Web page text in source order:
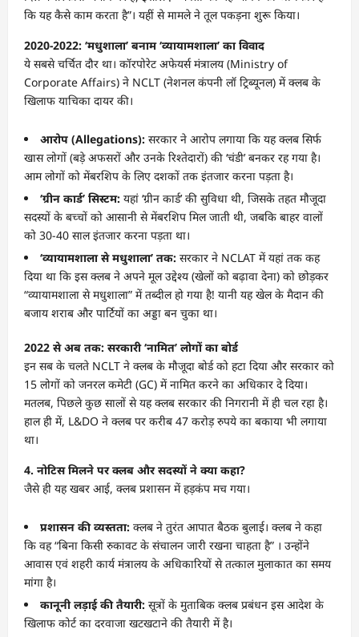
कि यह कैसे काम करता है”। यहीं से मामले ने तूल पकड़ना शुरू किया।
2020-2022: ‘मधुशाला’ बनाम ‘व्यायामशाला’ का विवाद
ये सबसे चर्चित दौर था। कॉरपोरेट अफेयर्स मंत्रालय (Ministry of
Corporate Affairs) ने NCLT (नेशनल कंपनी लॉ ट्रिब्यूनल) में क्लब के
खिलाफ याचिका दायर की।
आरोप (Allegations): सरकार ने आरोप लगाया कि यह क्लब सिर्फ
खास लोगों (बड़े अफसरों और उनके रिश्तेदारों) की ‘चंडी’ बनकर रह गया है।
आम लोगों को मेंबरशिप के लिए दशकों तक इंतजार करना पड़ता है।
‘ग्रीन कार्ड’ सिस्टम: यहां ‘ग्रीन कार्ड’ की सुविधा थी, जिसके तहत मौजूदा
सदस्यों के बच्चों को आसानी से मेंबरशिप मिल जाती थी, जबकि बाहर वालों
को 30-40 साल इंतजार करना पड़ता था।
‘व्यायामशाला से मधुशाला’ तक: सरकार ने NCLAT में यहां तक कह
दिया था कि इस क्लब ने अपने मूल उद्देश्य (खेलों को बढ़ावा देना) को छोड़कर
“व्यायामशाला से मधुशाला” में तब्दील हो गया है! यानी यह खेल के मैदान की
बजाय शराब और पार्टियों का अड्डा बन चुका था।
2022 से अब तक: सरकारी ‘नामित’ लोगों का बोर्ड
इन सब के चलते NCLT ने क्लब के मौजूदा बोर्ड को हटा दिया और सरकार को
15 लोगों को जनरल कमेटी (GC) में नामित करने का अधिकार दे दिया।
मतलब, पिछले कुछ सालों से यह क्लब सरकार की निगरानी में ही चल रहा है।
हाल ही में, L&DO ने क्लब पर करीब 47 करोड़ रुपये का बकाया भी लगाया
था।
4. नोटिस मिलने पर क्लब और सदस्यों ने क्या कहा?
जैसे ही यह खबर आई, क्लब प्रशासन में हड़कंप मच गया।
प्रशासन की व्यस्तता: क्लब ने तुरंत आपात बैठक बुलाई। क्लब ने कहा
कि वह “बिना किसी रुकावट के संचालन जारी रखना चाहता है” । उन्होंने
आवास एवं शहरी कार्य मंत्रालय के अधिकारियों से तत्काल मुलाकात का समय
मांगा है।
कानूनी लड़ाई की तैयारी: सूत्रों के मुताबिक क्लब प्रबंधन इस आदेश के
खिलाफ कोर्ट का दरवाजा खटखटाने की तैयारी में है।